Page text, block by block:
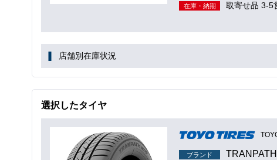
在庫・納期 取寄せ品 3-5
店舗別在庫状況
選択したタイヤ
ブランド